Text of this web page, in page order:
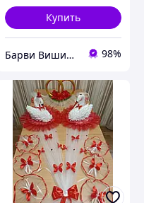
Купить
Барви Вишивки 98%